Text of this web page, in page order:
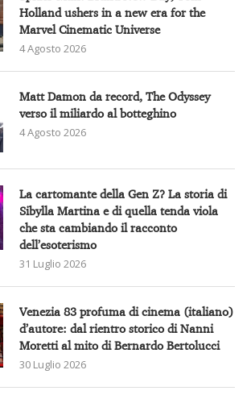
Holland ushers in a new era for the
Marvel Cinematic Universe
4 Agosto 2026
Matt Damon da record, The Odyssey
verso il miliardo al botteghino
4 Agosto 2026
La cartomante della Gen Z? La storia di
Sibylla Martina e di quella tenda viola
che sta cambiando il racconto
dell’esoterismo
31 Luglio 2026
Venezia 83 profuma di cinema (italiano)
d’autore: dal rientro storico di Nanni
Moretti al mito di Bernardo Bertolucci
30 Luglio 2026